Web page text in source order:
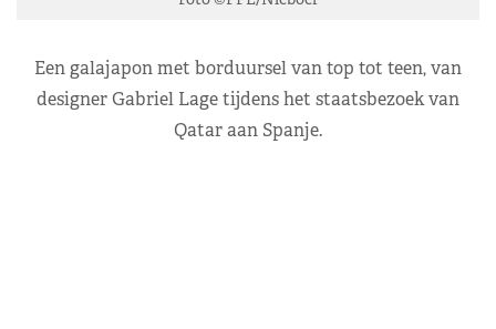
Een galajapon met borduursel van top tot teen, van
designer Gabriel Lage tijdens het staatsbezoek van
Qatar aan Spanje.